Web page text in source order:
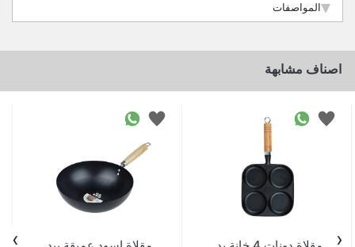
المواصفات
اصناف مشابهة
‹
›